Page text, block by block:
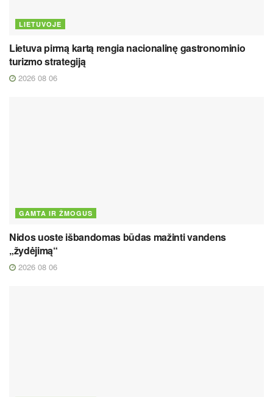
LIETUVOJE
Lietuva pirmą kartą rengia nacionalinę gastronominio
turizmo strategiją
2026 08 06
GAMTA IR ŽMOGUS
Nidos uoste išbandomas būdas mažinti vandens
„žydėjimą“
2026 08 06